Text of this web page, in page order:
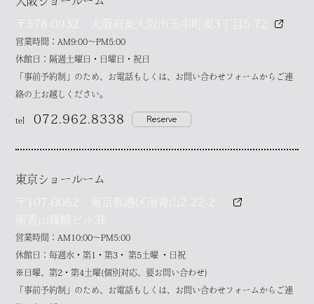
〒578-0932 大阪府東大阪市玉串町東3丁目5-72
営業時間：AM9:00～PM5:00
休館日：隔週土曜日・日曜日・祝日
「事前予約制」のため、お電話もしくは、お問い合わせフォームからご連
絡の上お越しください。
tel 072.962.8338 Reserve
東京ショールーム
〒107-0062 東京都港区南青山2-22-2
南青山篠崎ビル3F
営業時間：AM10:00～PM5:00
休館日：毎週水・第1・第3・ 第5土曜 ・日祝
※日曜、第2・第4土曜(個別対応、要お問い合わせ)
「事前予約制」のため、お電話もしくは、お問い合わせフォームからご連